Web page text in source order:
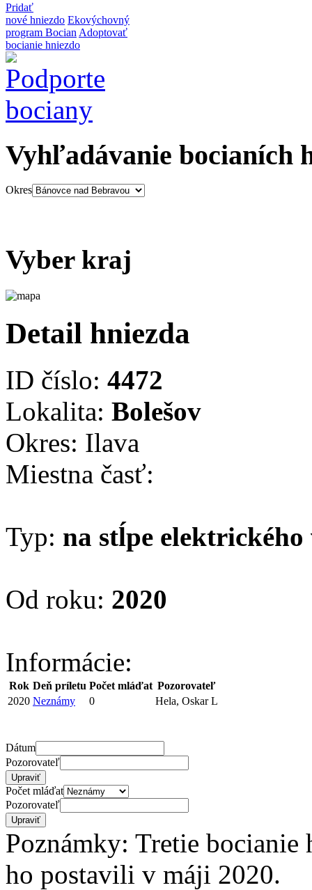
Pridať
nové hniezdo Ekovýchovný
program Bocian Adoptovať
bocianie hniezdo
Vyhľadávanie bocianích
Okres
Vyber kraj
Detail hniezda
ID číslo: 4472
Lokalita: Bolešov
Okres: Ilava
Miestna časť:
Typ: na stĺpe elektrického
Od roku: 2020
Informácie:
Rok Deň príletu Počet mláďat Pozorovateľ
2020 Neznámy 0 Hela, Oskar L
Dátum
Pozorovateľ
Počet mláďat
Pozorovateľ
Poznámky: Tretie
ho postavili v máji 2020.